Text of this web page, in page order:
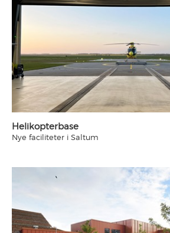
Helikopterbase
Nye faciliteter i Saltum